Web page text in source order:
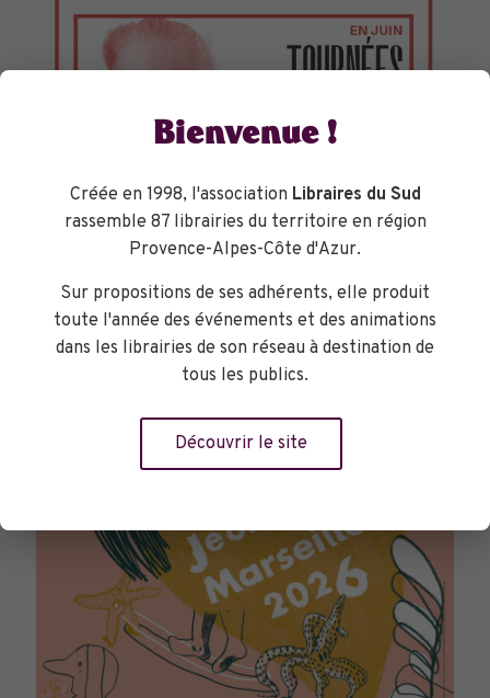
TOURNÉES GÉNÉRALES
Bienvenue !
Créée en 1998, l'association Libraires du Sud
rassemble 87 librairies du territoire en région
Provence-Alpes-Côte d'Azur.
Sur propositions de ses adhérents, elle produit
toute l'année des événements et des animations
dans les librairies de son réseau à destination de
tous les publics.
Découvrir le site